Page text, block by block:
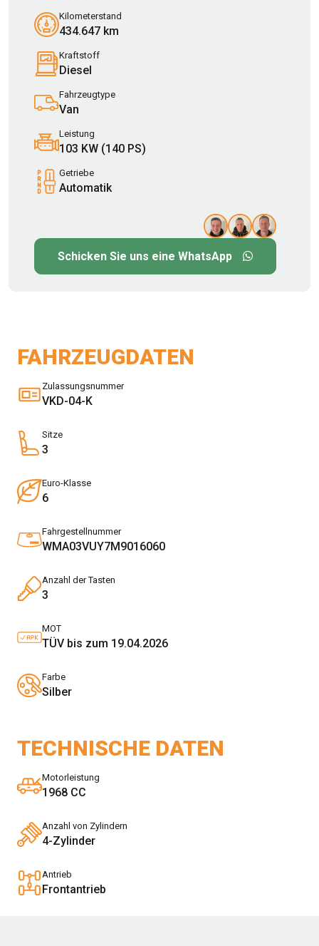
Kilometerstand
434.647 km
Kraftstoff
Diesel
Fahrzeugtype
Van
Leistung
103 KW (140 PS)
Getriebe
Automatik
Schicken Sie uns eine WhatsApp
FAHRZEUGDATEN
Zulassungsnummer
VKD-04-K
Sitze
3
Euro-Klasse
6
Fahrgestellnummer
WMA03VUY7M9016060
Anzahl der Tasten
3
MOT
TÜV bis zum 19.04.2026
Farbe
Silber
TECHNISCHE DATEN
Motorleistung
1968 CC
Anzahl von Zylindern
4-Zylinder
Antrieb
Frontantrieb